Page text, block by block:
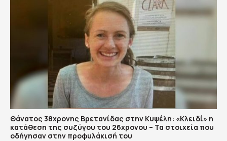
Θάνατος 38χρονης Βρετανίδας στην Κυψέλη: «Κλειδί» η
κατάθεση της συζύγου του 26χρονου – Τα στοιχεία που
οδήγησαν στην προφυλάκισή του